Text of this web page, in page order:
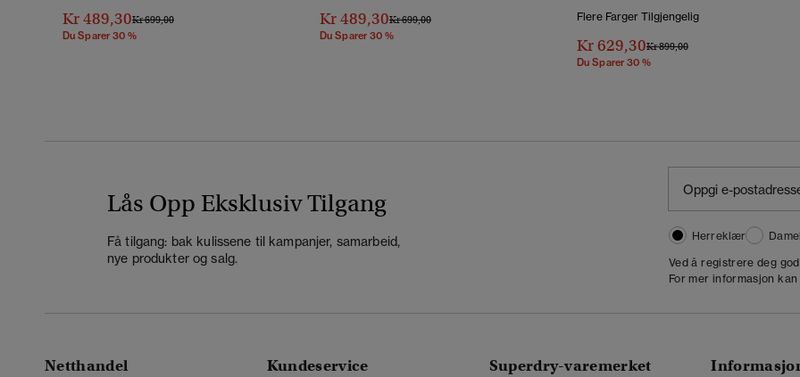
Kr 489,30Pris Nedsatt Fra
Kr 699,00Til
Du Sparer 30 %
Kr 489,30Pris Nedsatt Fra
Kr 699,00Til
Du Sparer 30 %
Flere Farger Tilgjengelig
Kr 629,30Pris Nedsatt Fra
Kr 899,00Til
Du Sparer 30 %
Lås Opp Eksklusiv Tilgang
Få tilgang: bak kulissene til kampanjer, samarbeid,
nye produkter og salg.
Herreklær
Ved å registrere deg
For mer informasjon
Netthandel Kundeservice Superdry-varemerket